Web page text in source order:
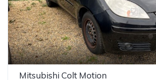
Mitsubishi Colt Motion